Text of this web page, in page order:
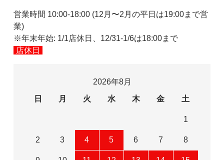
営業時間 10:00-18:00 (12月〜2月の平日は19:00まで営
業)
※年末年始: 1/1店休日、12/31-1/6は18:00まで
店休日
2026年8月
日
月 火 水 木 金 土
1
2 3 4 5 6 7 8